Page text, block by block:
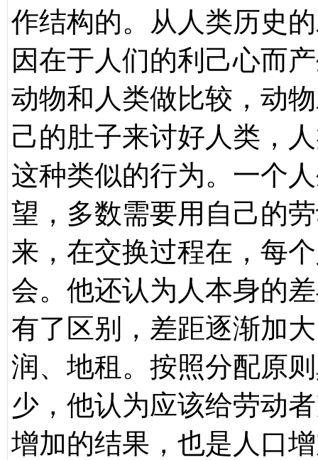
作结构的。从人类历史
因在于人们的利己心而
动物和人类做比较，动
己的肚子来讨好人类，
这种类似的行为。一个
望，多数需要用自己的
来，在交换过程在，每
会。他还认为人本身的
有了区别，差距逐渐加
润、地租。按照分配原
少，他认为应该给劳动
增加的结果，也是人口